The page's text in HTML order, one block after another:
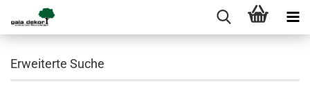
Erweiterte Suche